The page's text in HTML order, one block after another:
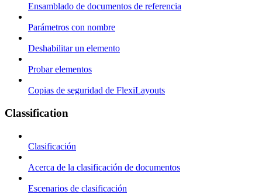
Ensamblado de documentos de referencia
Parámetros con nombre
Deshabilitar un elemento
Probar elementos
Copias de seguridad de FlexiLayouts
Classification
Clasificación
Acerca de la clasificación de documentos
Escenarios de clasificación